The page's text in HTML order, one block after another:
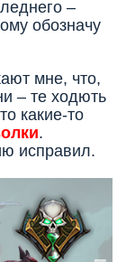
–
обозначу
мне, что,
– те ходють
какие-то
.
исправил.